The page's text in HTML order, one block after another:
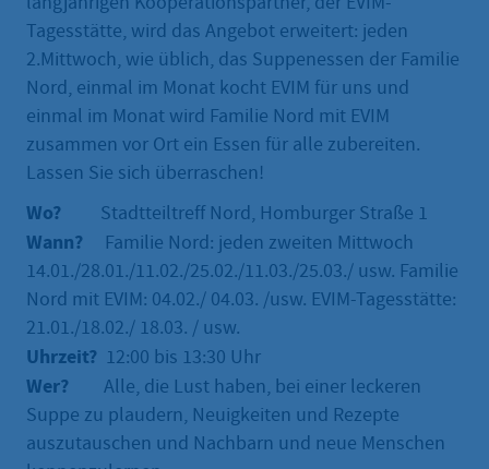
Tagesstätte, wird das Angebot erweitert: jeden
2.Mittwoch, wie üblich, das Suppenessen der Familie
Nord, einmal im Monat kocht EVIM für uns und
einmal im Monat wird Familie Nord mit EVIM
zusammen vor Ort ein Essen für alle zubereiten.
Lassen Sie sich überraschen!
Wo? Stadtteiltreff Nord, Homburger Straße 1
Wann?
Familie Nord: jeden zweiten Mittwoch
14.01./28.01./11.02./25.02./11.03./25.03./ usw. Familie
Nord mit EVIM: 04.02./ 04.03. /usw. EVIM-Tagesstätte:
21.01./18.02./ 18.03. / usw.
Uhrzeit? 12:00 bis 13:30 Uhr
Wer? Alle, die Lust haben, bei einer leckeren
Suppe zu plaudern, Neuigkeiten und Rezepte
auszutauschen und Nachbarn und neue Menschen